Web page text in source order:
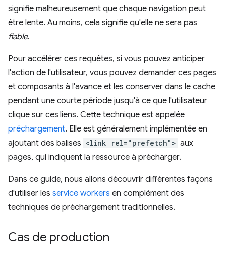
signifie malheureusement que chaque navigation peut
être lente. Au moins, cela signifie qu'elle ne sera pas
fiable.
Pour accélérer ces requêtes, si vous pouvez anticiper
l'action de l'utilisateur, vous pouvez demander ces pages
et composants à l'avance et les conserver dans le cache
pendant une courte période jusqu'à ce que l'utilisateur
clique sur ces liens. Cette technique est appelée
préchargement. Elle est généralement implémentée en
ajoutant des balises <link rel="prefetch"> aux
pages, qui indiquent la ressource à précharger.
Dans ce guide, nous allons découvrir différentes façons
d'utiliser les service workers en complément des
techniques de préchargement traditionnelles.
Cas de production